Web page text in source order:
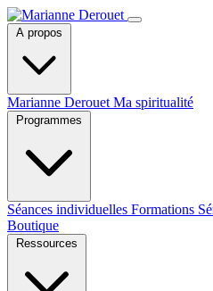
Marianne Derouet Ma spiritualité
Séances individuelles Formations
Boutique